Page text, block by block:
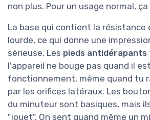
non plus. Pour un usage normal,
La base qui contient la résistance
lourde, ce qui donne une
sérieuse. Les pieds antidérapants
l'appareil ne bouge pas quand il
fonctionnement, même quand tu
par les orifices latéraux. Les
du minuteur sont basiques, mais
"jouet". On sent quand même un